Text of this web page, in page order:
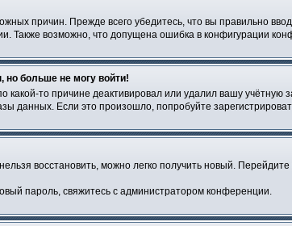
причин. Прежде всего убедитесь, что вы правильно
Также возможно, что допущена ошибка в конфигурации
но больше не могу войти!
какой-то причине деактивировал или удалил вашу
данных. Если это произошло, попробуйте
восстановить, можно легко получить новый.
пароль, свяжитесь с администратором конференции.